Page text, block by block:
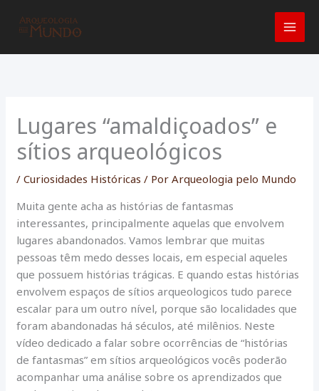
para
Lugares “amaldiçoados” e
sítios arqueológicos
/Curiosidades Históricas / PorArqueologia pelo Mundo
Muita gente acha as histórias de fantasmas
interessantes, principalmente aquelas que envolvem
lugares abandonados. Vamos lembrar que muitas
pessoas têm medo desses locais, em especial aqueles
que possuem histórias trágicas. E quando estas histórias
envolvem espaços de sítios arqueologicos tudo parece
escalar para um outro nível, porque são localidades que
foram abandonadas há séculos, até milênios. Neste
vídeo dedicado a falar sobre ocorrências de “histórias
de fantasmas” em sítios arqueológicos vocês poderão
acompanhar uma análise sobre os aprendizados que